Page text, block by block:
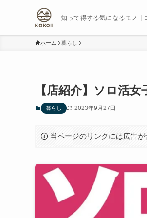
知って得する気になるモノ |
ホーム 暮らし
【店紹介】ソロ活
暮らし 2023年9月27日
当ページのリンクには広告が